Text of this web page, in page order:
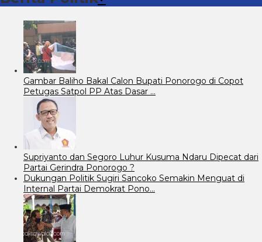
Gambar Baliho Bakal Calon Bupati Ponorogo di Copot
Petugas Satpol PP Atas Dasar …
Supriyanto dan Segoro Luhur Kusuma Ndaru Dipecat dari
Partai Gerindra Ponorogo ?
Dukungan Politik Sugiri Sancoko Semakin Menguat di
Internal Partai Demokrat Pono…